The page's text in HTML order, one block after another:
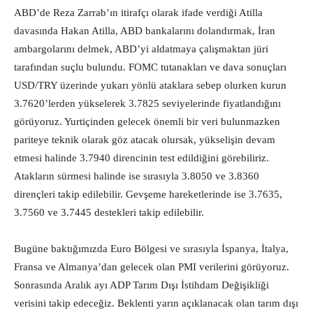
ABD’de Reza Zarrab’ın itirafçı olarak ifade verdiği Atilla
davasında Hakan Atilla, ABD bankalarını dolandırmak, İran
ambargolarını delmek, ABD’yi aldatmaya çalışmaktan jüri
tarafından suçlu bulundu. FOMC tutanakları ve dava sonuçları
USD/TRY üzerinde yukarı yönlü ataklara sebep olurken kurun
3.7620’lerden yükselerek 3.7825 seviyelerinde fiyatlandığını
görüyoruz. Yurtiçinden gelecek önemli bir veri bulunmazken
pariteye teknik olarak göz atacak olursak, yükselişin devam
etmesi halinde 3.7940 direncinin test edildiğini görebiliriz.
Atakların sürmesi halinde ise sırasıyla 3.8050 ve 3.8360
dirençleri takip edilebilir. Gevşeme hareketlerinde ise 3.7635,
3.7560 ve 3.7445 destekleri takip edilebilir.
Bugüne baktığımızda Euro Bölgesi ve sırasıyla İspanya, İtalya,
Fransa ve Almanya’dan gelecek olan PMI verilerini görüyoruz.
Sonrasında Aralık ayı ADP Tarım Dışı İstihdam Değişikliği
verisini takip edeceğiz. Beklenti yarın açıklanacak olan tarım dışı